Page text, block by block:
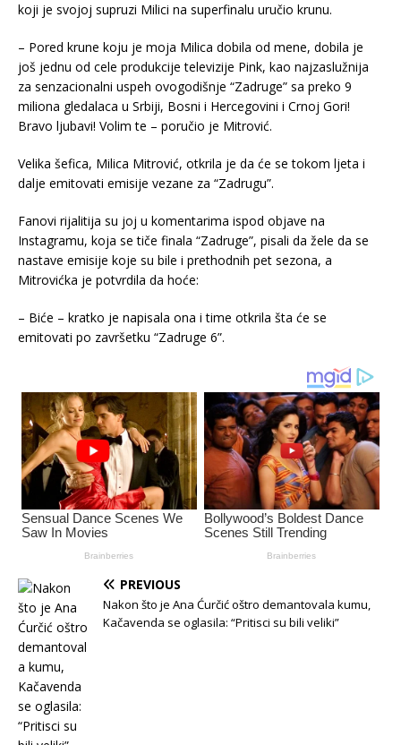
koji je svojoj supruzi Milici na superfinalu uručio krunu.
– Pored krune koju je moja Milica dobila od mene, dobila je
još jednu od cele produkcije televizije Pink, kao najzaslužnija
za senzacionalni uspeh ovogodišnje “Zadruge” sa preko 9
miliona gledalaca u Srbiji, Bosni i Hercegovini i Crnoj Gori!
Bravo ljubavi! Volim te – poručio je Mitrović.
Velika šefica, Milica Mitrović, otkrila je da će se tokom ljeta i
dalje emitovati emisije vezane za “Zadrugu”.
Fanovi rijalitija su joj u komentarima ispod objave na
Instagramu, koja se tiče finala “Zadruge”, pisali da žele da se
nastave emisije koje su bile i prethodnih pet sezona, a
Mitrovićka je potvrdila da hoće:
– Biće – kratko je napisala ona i time otkrila šta će se
emitovati po završetku “Zadruge 6”.
PREVIOUS
Nakon što je Ana Ćurčić oštro demantovala kumu,
Kačavenda se oglasila: “Pritisci su bili veliki”